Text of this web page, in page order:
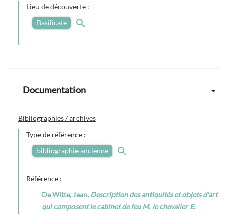
Lieu de découverte :
Basilicate
Documentation
Bibliographies / archives
Type de référence :
bibliographie ancienne
Référence :
De Witte, Jean, Description des antiquités et objets d'art
qui composent le cabinet de feu M. le chevalier E.